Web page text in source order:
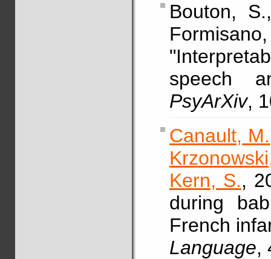
Bouton,
speech
PsyArXiv,
Canault, M.
Kern, S.,
during
French
Language,